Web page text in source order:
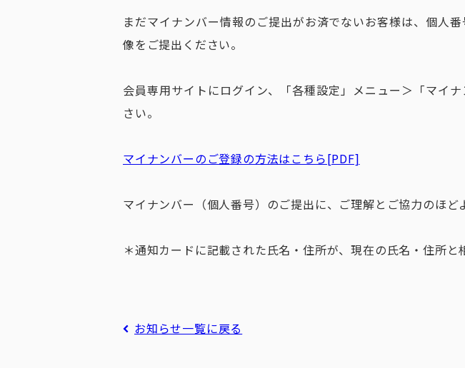
まだマイナンバー情報のご提出がお済でないお客様は、個人
像をご提出ください。
会員専用サイトにログイン、「各種設定」メニュー＞「マイ
さい。
マイナンバーのご登録の方法はこちら[PDF]
マイナンバー（個人番号）のご提出に、ご理解とご協力のほど
＊通知カードに記載された氏名・住所が、現在の氏名・住所と
お知らせ一覧に戻る